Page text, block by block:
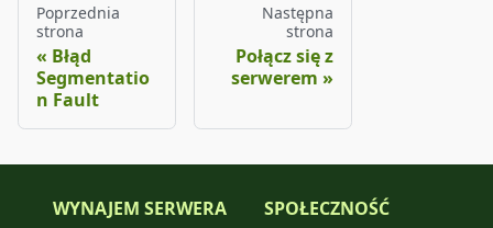
Poprzednia
strona
Błąd
Segmentatio
n Fault
Następna
strona
Połącz się z
serwerem
WYNAJEM SERWERA
SPOŁECZNOŚĆ